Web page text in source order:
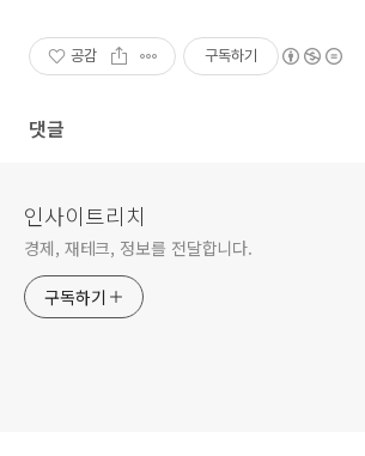
공감 구독하기
댓글
인사이트리치
경제, 재테크, 정보를 전달합니다.
구독하기